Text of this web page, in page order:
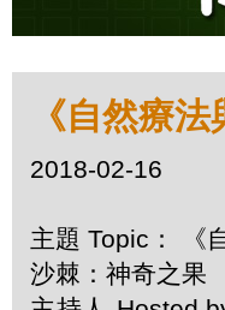
《自然療
2018-02-16
主題 Topic： 《
沙棘：神奇之果